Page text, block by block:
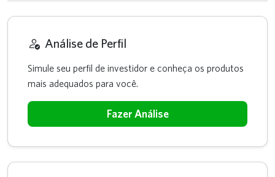
Análise de Perfil
Simule seu perfil de investidor e conheça os produtos
mais adequados para você.
Fazer Análise